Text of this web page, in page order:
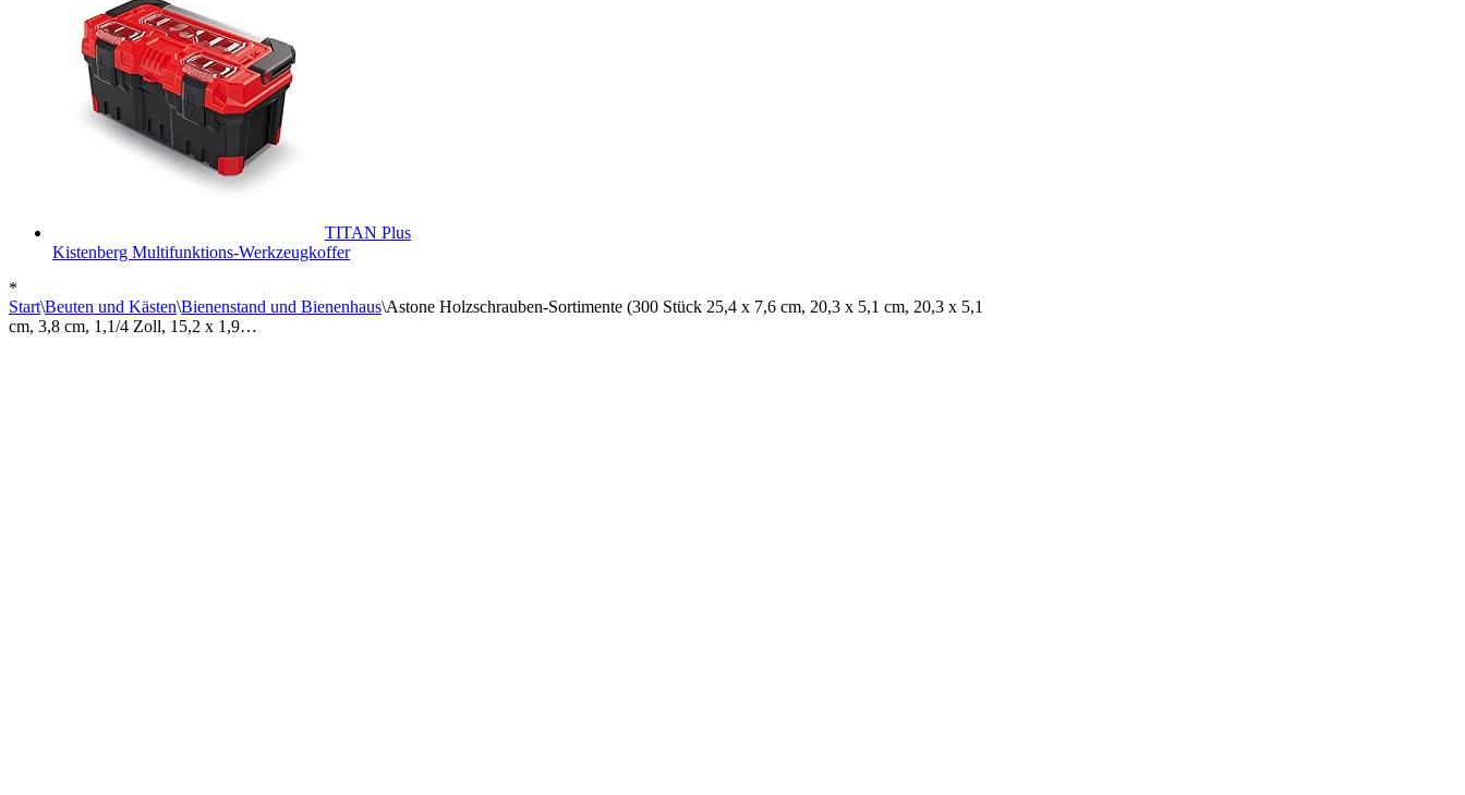
TITAN Plus
Kistenberg Multifunktions-Werkzeugkoffer
*
Start\Beuten und Kästen\Bienenstand und Bienenhaus\Astone Holzschrauben-Sortimente (300 Stück 25,4 x 7,6 cm, 20,3 x 5,1 cm, 20,3 x 5,1
cm, 3,8 cm, 1,1/4 Zoll, 15,2 x 1,9…